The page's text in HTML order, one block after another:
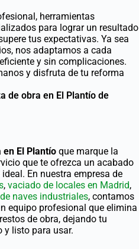
herramientas
para lograr un resultado
tus expectativas. Ya sea
nos adaptamos a cada
y sin complicaciones.
y disfruta de tu reforma
de obra en El Plantío de
El Plantío que marque la
que te ofrezca un acabado
En nuestra empresa de
, vaciado de locales en Madrid,
naves industriales, contamos
equipo profesional que elimina
de obra, dejando tu
y listo para usar.